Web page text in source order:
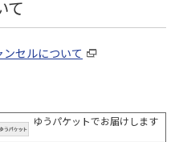
て
セルについて
ゆうパケットでお届けします